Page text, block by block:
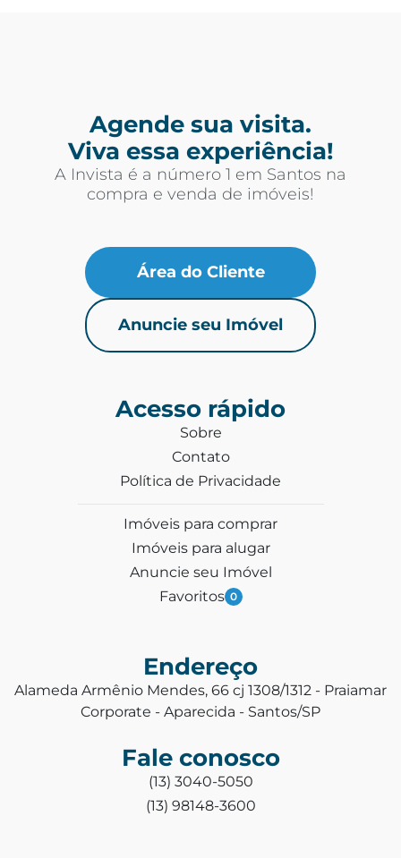
Agende sua visita.
Viva essa experiência!
A Invista é a número 1 em Santos na
compra e venda de imóveis!
Área do Cliente
Anuncie seu Imóvel
Acesso rápido
Sobre
Contato
Política de Privacidade
Imóveis para comprar
Imóveis para alugar
Anuncie seu Imóvel
Favoritos 0
Endereço
Alameda Armênio Mendes, 66 cj 1308/1312 - Praiamar
Corporate - Aparecida - Santos/SP
Fale conosco
(13) 3040-5050
(13) 98148-3600